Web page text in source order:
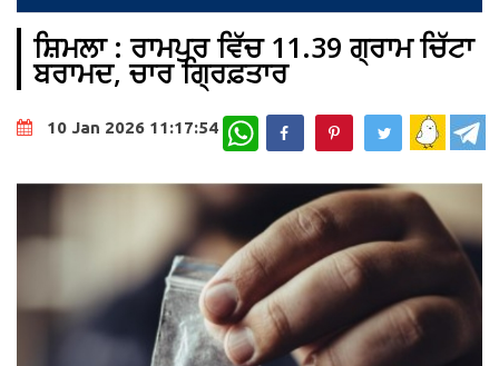
ਸ਼ਿਮਲਾ : ਰਾਮਪੁਰ ਵਿੱਚ 11.39 ਗ੍ਰਾਮ ਚਿੱਟਾ
ਬਰਾਮਦ, ਚਾਰ ਗ੍ਰਿਫ਼ਤਾਰ
10 Jan 2026 11:17:54 WhatsApp